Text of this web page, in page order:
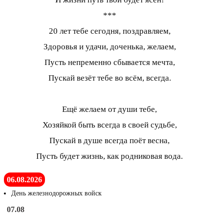
***
20 лет тебе сегодня, поздравляем,
Здоровья и удачи, доченька, желаем,
Пусть непременно сбывается мечта,
Пускай везёт тебе во всём, всегда.
Ещё желаем от души тебе,
Хозяйкой быть всегда в своей судьбе,
Пускай в душе всегда поёт весна,
Пусть будет жизнь, как родниковая вода.
06.08.2026
День железнодорожных войск
07.08